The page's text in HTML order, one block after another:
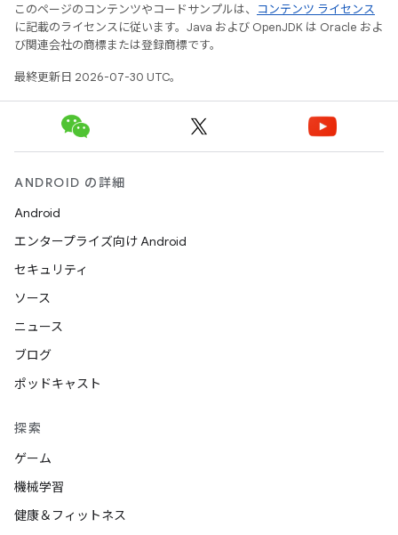
このページのコンテンツやコードサンプルは、
コンテンツ ライセンス
に記載のライセンスに従います。Java および OpenJDK は Oracle およ
び関連会社の商標または登録商標です。
最終更新日 2026-07-30 UTC。
ANDROID の詳細
Android
エンタープライズ向け Android
セキュリティ
ソース
ニュース
ブログ
ポッドキャスト
探索
ゲーム
機械学習
健康＆フィットネス